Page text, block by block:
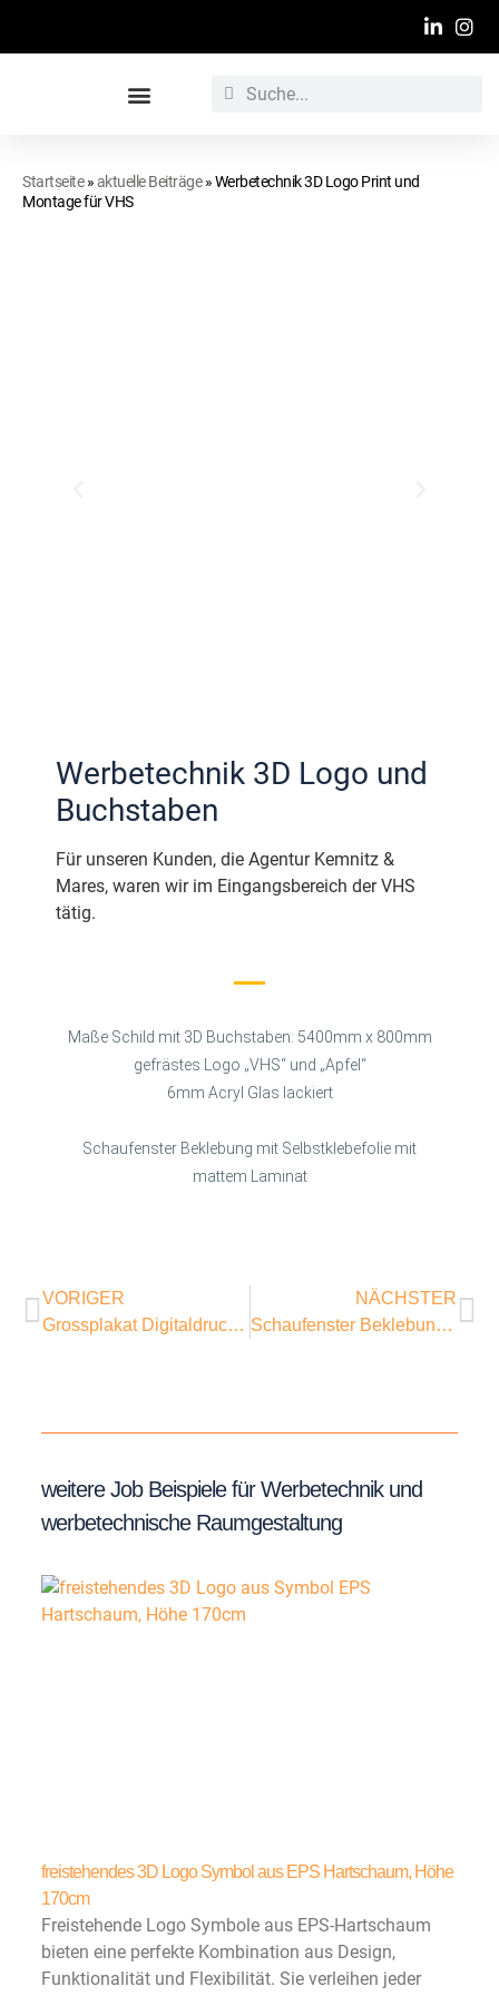
Startseite»aktuelle Beiträge»Werbetechnik 3D Logo Print und
Montage für VHS
Werbetechnik 3D Logo und
Buchstaben
Für unseren Kunden, die Agentur Kemnitz &
Mares, waren wir im Eingangsbereich der VHS
tätig.
Maße Schild mit 3D Buchstaben: 5400mm x 800mm
gefrästes Logo „VHS“ und „Apfel“
6mm Acryl Glas lackiert
Schaufenster Beklebung mit Selbstklebefolie mit
mattem Laminat
VORIGER
Grossplakat Digitaldruck und Montage „Chicago“
NÄCHSTER
Schaufenster Beklebung Jany Richard in Stuttgart
weitere Job Beispiele für Werbetechnik und
werbetechnische Raumgestaltung
freistehendes 3D Logo Symbol aus EPS Hartschaum, Höhe
170cm
Freistehende Logo Symbole aus EPS-Hartschaum
bieten eine perfekte Kombination aus Design,
Funktionalität und Flexibilität. Sie verleihen jeder